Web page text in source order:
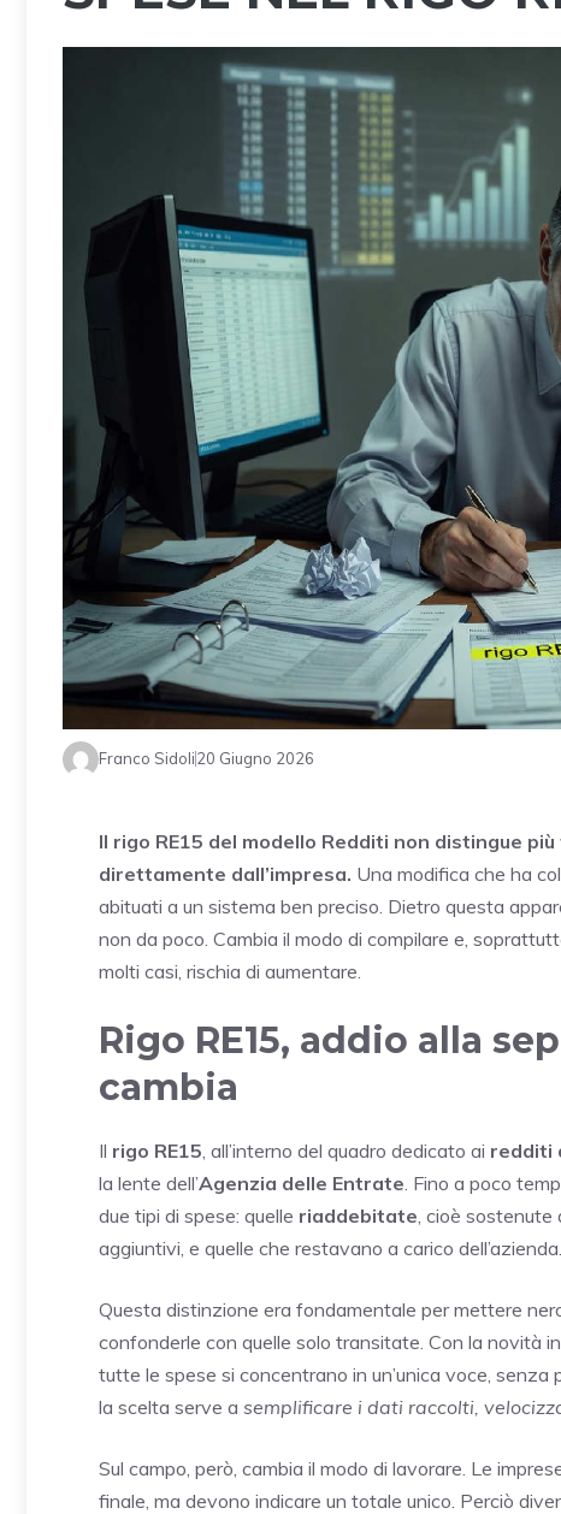
Franco Sidoli20 Giugno 2026
Il rigo RE15 del modello Redditi non distingue
direttamente dall’impresa. Una modifica che ha
abituati a un sistema ben preciso. Dietro questa
non da poco. Cambia il modo di compilare e,
molti casi, rischia di aumentare.
Rigo RE15, addio alla
cambia
Il rigo RE15 , all’interno del quadro dedicato ai redditi
la lente dell’Agenzia delle Entrate . Fino a poco
due tipi di spese: quelle riaddebitate , cioè
aggiuntivi, e quelle che restavano a carico dell’azienda.
Questa distinzione era fondamentale per mettere
confonderle con quelle solo transitate. Con la novità
tutte le spese si concentrano in un’unica voce, senza
la scelta serve a semplificare i dati raccolti,
Sul campo, però, cambia il modo di lavorare. Le
finale, ma devono indicare un totale unico. Perciò